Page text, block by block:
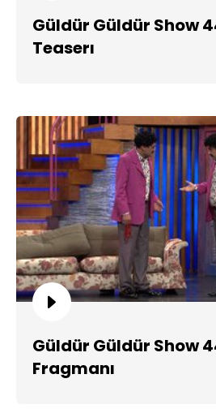
Güldür Güldür Show
Teaserı
Güldür Güldür Show
Fragmanı